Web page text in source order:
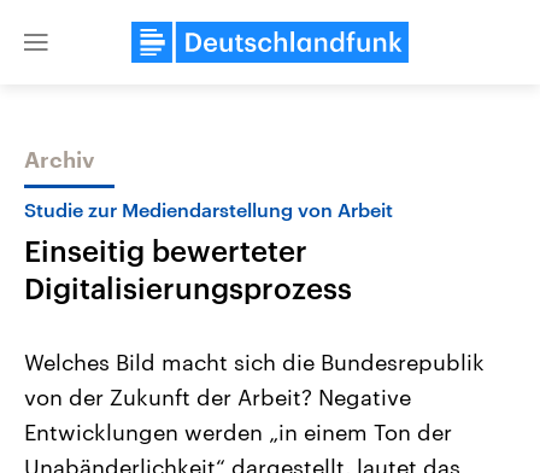
Close
Themen
Landtagswahl Sachsen-Anhalt
2026
Alle Informationen
Aktuelle Beiträge,
Hintergründe
Archiv
Studie zur Mediendarstellung von Arbeit
Einseitig bewerteter
Digitalisierungsprozess
Welches Bild macht sich die Bundesrepublik
von der Zukunft der Arbeit? Negative
Entwicklungen werden „in einem Ton der
Unabänderlichkeit“ dargestellt, lautet das